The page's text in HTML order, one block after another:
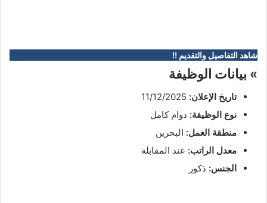
شاهد التفاصيل والتقديم !!
» بيانات الوظيفة
تاريخ الإعلان:
نوع الوظيفة: دوام كامل
منطقة العمل: البحرين
معدل الراتب: عند المقابلة
الجنس: ذكور